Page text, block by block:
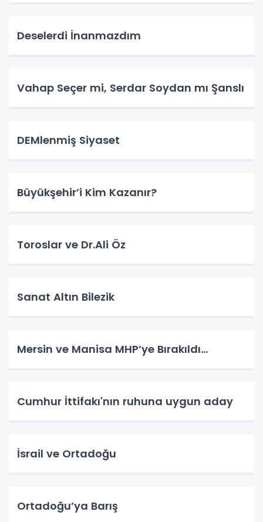
Deselerdi İnanmazdım
Vahap Seçer mi, Serdar Soydan mı Şanslı
DEMlenmiş Siyaset
Büyükşehir’i Kim Kazanır?
Toroslar ve Dr.Ali Öz
Sanat Altın Bilezik
Mersin ve Manisa MHP’ye Bırakıldı…
Cumhur İttifakı'nın ruhuna uygun aday
İsrail ve Ortadoğu
Ortadoğu’ya Barış